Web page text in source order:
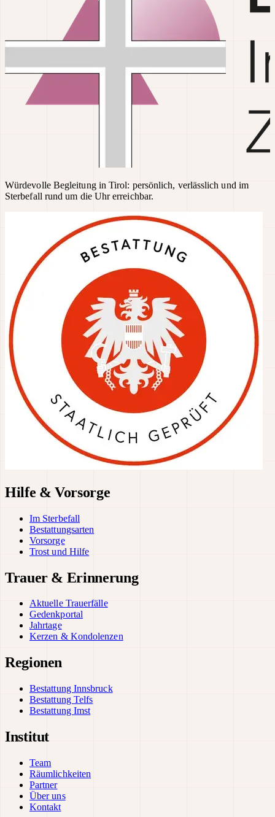
Würdevolle Begleitung in Tirol: persönlich, verlässlich und im
Sterbefall rund um die Uhr erreichbar.
Hilfe & Vorsorge
Im Sterbefall
Bestattungsarten
Vorsorge
Trost und Hilfe
Trauer & Erinnerung
Aktuelle Trauerfälle
Gedenkportal
Jahrtage
Kerzen & Kondolenzen
Regionen
Bestattung Innsbruck
Bestattung Telfs
Bestattung Imst
Institut
Team
Räumlichkeiten
Partner
Über uns
Kontakt